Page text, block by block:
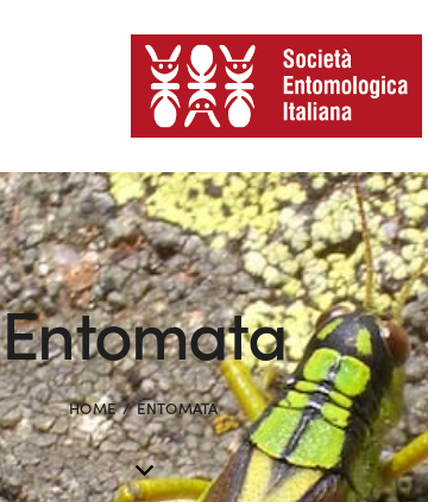
Entomata
HOME ENTOMATA